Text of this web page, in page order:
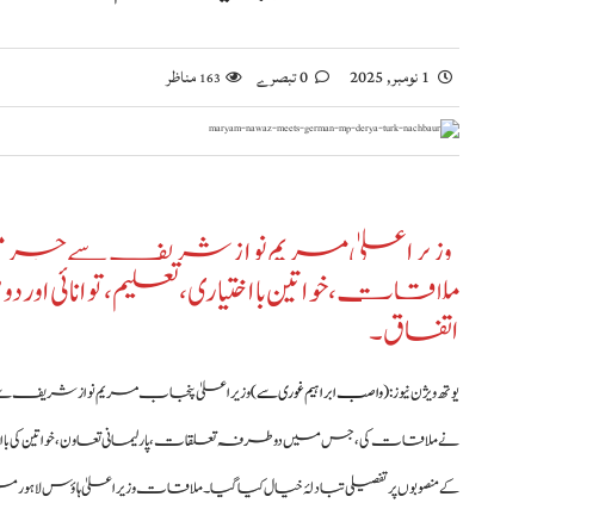
1 نومبر, 2025 163مناظر
وزیراعلیٰ مریم نواز شریف سے جرمن
ملاقات، خواتین بااختیاری، تعلیم،
اتفاق۔
یوتھ ویژن نیوز :(واصب ابراہیم غوری سے)وزیراعلیٰ پنجاب مریم نواز شریف
نے ملاقات کی، جس میں دو طرفہ تعلقات، پارلیمانی تعاون، خواتین کی
کے منصوبوں پر تفصیلی تبادلۂ خیال کیا گیا۔ ملاقات وزیراعلیٰ ہاؤس